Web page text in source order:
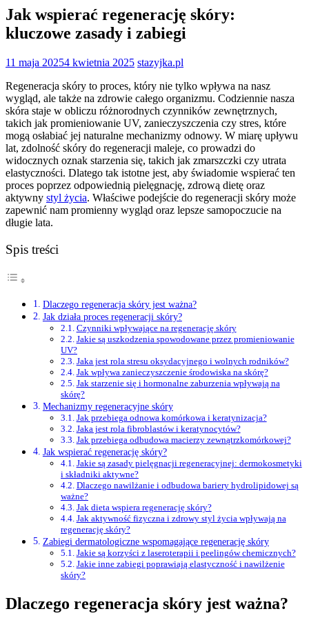
Jak wspierać regenerację skóry:
kluczowe zasady i zabiegi
11 maja 20254 kwietnia 2025 stazyjka.pl
Regeneracja skóry to proces, który nie tylko wpływa na nasz
wygląd, ale także na zdrowie całego organizmu. Codziennie nasza
skóra staje w obliczu różnorodnych czynników zewnętrznych,
takich jak promieniowanie UV, zanieczyszczenia czy stres, które
mogą osłabiać jej naturalne mechanizmy odnowy. W miarę upływu
lat, zdolność skóry do regeneracji maleje, co prowadzi do
widocznych oznak starzenia się, takich jak zmarszczki czy utrata
elastyczności. Dlatego tak istotne jest, aby świadomie wspierać ten
proces poprzez odpowiednią pielęgnację, zdrową dietę oraz
aktywny styl życia. Właściwe podejście do regeneracji skóry może
zapewnić nam promienny wygląd oraz lepsze samopoczucie na
długie lata.
Spis treści
Dlaczego regeneracja skóry jest ważna?
Jak działa proces regeneracji skóry?
Czynniki wpływające na regenerację skóry
Jakie są uszkodzenia spowodowane przez promieniowanie
UV?
Jaka jest rola stresu oksydacyjnego i wolnych rodników?
Jak wpływa zanieczyszczenie środowiska na skórę?
Jak starzenie się i hormonalne zaburzenia wpływają na
skórę?
Mechanizmy regeneracyjne skóry
Jak przebiega odnowa komórkowa i keratynizacja?
Jaka jest rola fibroblastów i keratynocytów?
Jak przebiega odbudowa macierzy zewnątrzkomórkowej?
Jak wspierać regenerację skóry?
Jakie są zasady pielęgnacji regeneracyjnej: dermokosmetyki
i składniki aktywne?
Dlaczego nawilżanie i odbudowa bariery hydrolipidowej są
ważne?
Jak dieta wspiera regenerację skóry?
Jak aktywność fizyczna i zdrowy styl życia wpływają na
regenerację skóry?
Zabiegi dermatologiczne wspomagające regenerację skóry
Jakie są korzyści z laseroterapii i peelingów chemicznych?
Jakie inne zabiegi poprawiają elastyczność i nawilżenie
skóry?
Dlaczego regeneracja skóry jest ważna?